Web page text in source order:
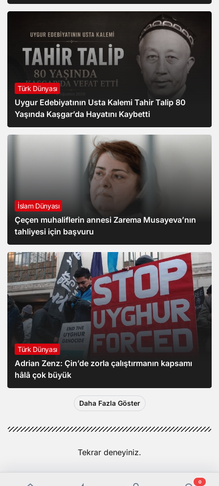
Türk Dünyası
Uygur Edebiyatının Usta Kalemi Tahir Talip 80
Yaşında Kaşgar’da Hayatını Kaybetti
İslam Dünyası
Çeçen muhaliflerin annesi Zarema Musayeva’nın
tahliyesi için başvuru
Türk Dünyası
Adrian Zenz: Çin’de zorla çalıştırmanın kapsamı
hâlâ çok büyük
Daha Fazla Göster
Tekrar deneyiniz.
0